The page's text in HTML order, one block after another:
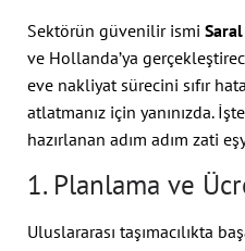
Sektörün güvenilir ismi
ve Hollanda’ya
eve nakliyat sürecini sıfır
atlatmanız için yanınızda.
hazırlanan adım adım zati
1. Planlama ve
Uluslararası taşımacılıkta